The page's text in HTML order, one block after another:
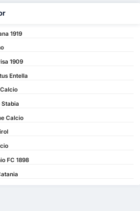
1919
1909
Entella
Stabia
Calcio
FC 1898